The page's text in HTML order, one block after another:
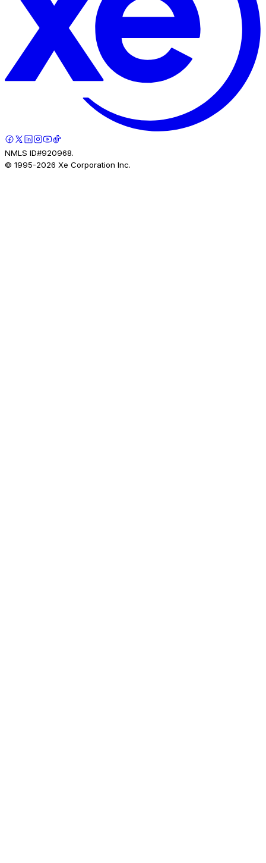
NMLS ID#920968.
© 1995-2026 Xe Corporation Inc.